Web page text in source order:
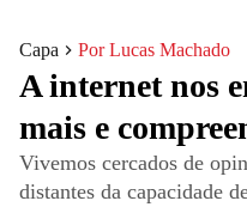
Capa Por Lucas Machado
A internet nos
mais e
Vivemos cercados de
distantes da capacidade